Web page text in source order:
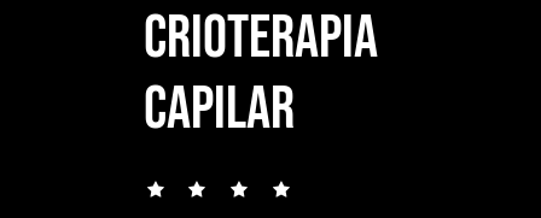
CRIOTERAPIA
CAPILAR